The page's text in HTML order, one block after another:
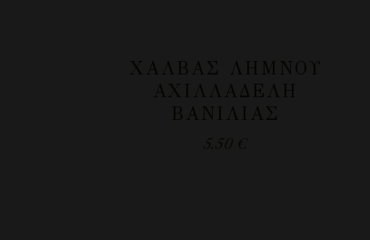
ΧΑΛΒΆΣ ΛΉΜΝΟΥ
ΑΧΙΛΛΑΔΈΛΗ
ΒΑΝΊΛΙΑΣ
5.50 €